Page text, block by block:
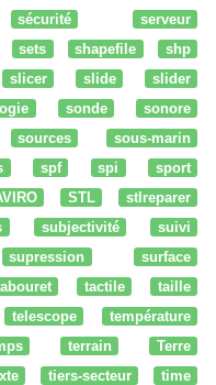
sécurité
serveur
sets shapefile
shp
slicer slide
slider
sonde
sonore
sources
sous-marin
spf spi
sport
STL
stlreparer
subjectivité
suivi
supression
surface
tactile
taille
telescope
température
terrain
Terre
tiers-secteur
time